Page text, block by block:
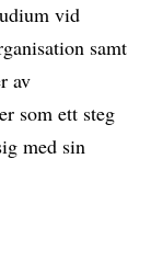
vid
samt
av
som ett steg
med sin